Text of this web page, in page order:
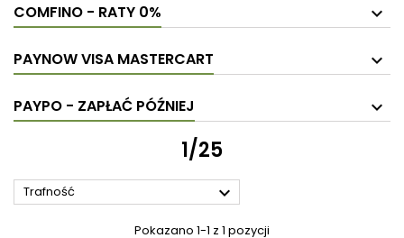
COMFINO - RATY 0%
PAYNOW VISA MASTERCART
PAYPO - ZAPŁAĆ PÓŹNIEJ
1/25
Trafność 
Pokazano 1-1 z 1 pozycji